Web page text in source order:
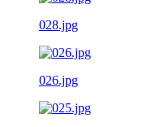
028.jpg
026.jpg